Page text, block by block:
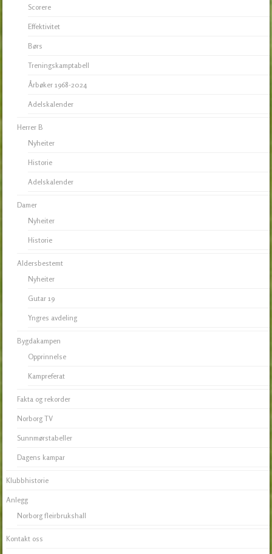
Scorere
Effektivitet
Børs
Treningskamptabell
Årbøker 1968-2024
Adelskalender
Herrer B
Nyheiter
Historie
Adelskalender
Damer
Nyheiter
Historie
Aldersbestemt
Nyheiter
Gutar 19
Yngres avdeling
Bygdakampen
Opprinnelse
Kampreferat
Fakta og rekorder
Norborg TV
Sunnmørstabeller
Dagens kampar
Klubbhistorie
Anlegg
Norborg fleirbrukshall
Kontakt oss